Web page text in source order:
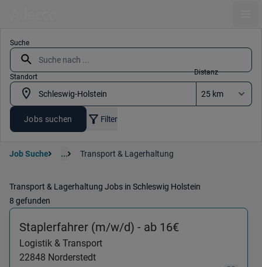
Suche
Standort
Distanz
Jobs suchen Filter
Job Suche ... Transport & Lagerhaltung
Transport & Lagerhaltung Jobs in Schleswig Holstein
8 gefunden
Staplerfahrer (m/w/d) - ab 16€
Logistik & Transport
22848 Norderstedt